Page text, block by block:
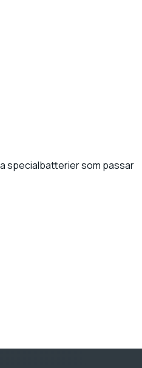
specialbatterier som passar